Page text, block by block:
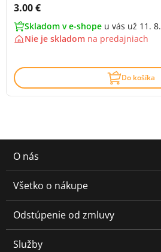
Cena s DPH:
3.00 €
Skladom v e-shope u vás už 11. 8.
Nie je skladom na predajniach
Do košíka
O nás
Všetko o nákupe
Odstúpenie od zmluvy
Služby